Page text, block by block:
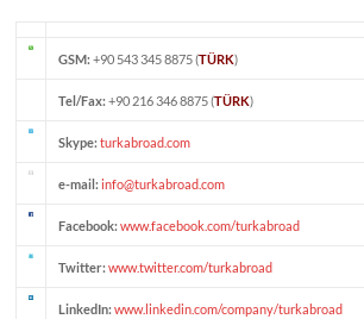
GSM: +90 543 345 8875 (TÜRK)
Tel/Fax: +90 216 346 8875 (TÜRK)
Skype: turkabroad.com
e-mail: info@turkabroad.com
Facebook: www.facebook.com/turkabroad
Twitter: www.twitter.com/turkabroad
LinkedIn: www.linkedin.com/company/turkabroad